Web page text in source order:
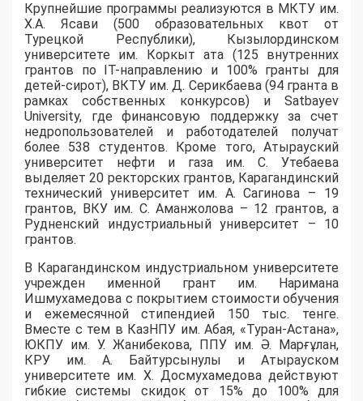
​Крупнейшие программы реализуются в МКТУ им.
Х.А. Ясави (500 образовательных квот от
Турецкой Республики), Кызылординском
университете им. Коркыт ата (125 внутренних
грантов по IT-направлению и 100% гранты для
детей-сирот), ВКТУ им. Д. Серикбаева (94 гранта в
рамках собственных конкурсов) и Satbayev
University, где финансовую поддержку за счет
недропользователей и работодателей получат
более 538 студентов. Кроме того, Атырауский
университет нефти и газа им. С. Утебаева
выделяет 20 ректорских грантов, Карагандинский
технический университет им. А. Сагинова – 19
грантов, ВКУ им. С. Аманжолова – 12 грантов, а
Рудненский индустриальный университет – 10
грантов.
​В Карагандинском индустриальном университете
учрежден именной грант им. Наримана
Ишмухамедова с покрытием стоимости обучения
и ежемесячной стипендией 150 тыс. тенге.
Вместе с тем в КазНПУ им. Абая, «Туран-Астана»,
ЮКПУ им. У. Жанибекова, ППУ им. Ә. Марғұлан,
КРУ им. А. Байтурсынулы и Атырауском
университете им. Х. Досмухамедова действуют
гибкие системы скидок от 15% до 100% для